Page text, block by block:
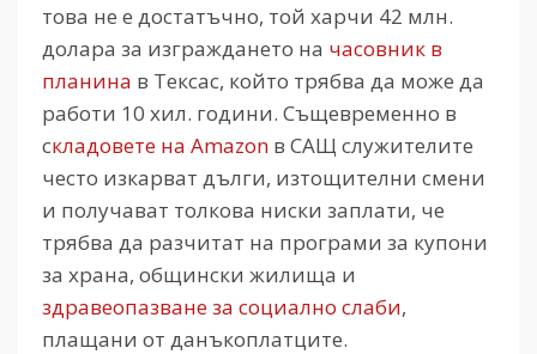
това не е достатъчно, той харчи 42 млн.
долара за изграждането на часовник в
планина в Тексас, който трябва да може да
работи 10 хил. години. Същевременно в
складовете на Amazon в САЩ служителите
често изкарват дълги, изтощителни смени
и получават толкова ниски заплати, че
трябва да разчитат на програми за купони
за храна, общински жилища и
здравеопазване за социално слаби,
плащани от данъкоплатците.